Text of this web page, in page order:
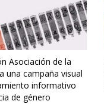
Asociación de la
una campaña visual
informativo
de género